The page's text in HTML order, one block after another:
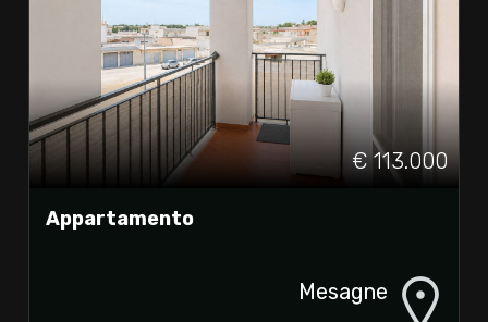
€ 113.000
Appartamento
Mesagne